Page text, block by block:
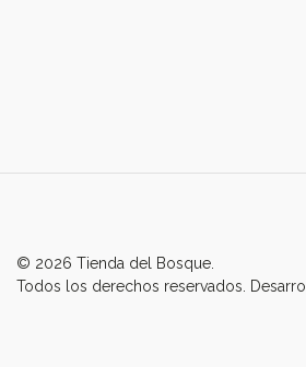
© 2026 Tienda del Bosque.
Todos los derechos reservados.